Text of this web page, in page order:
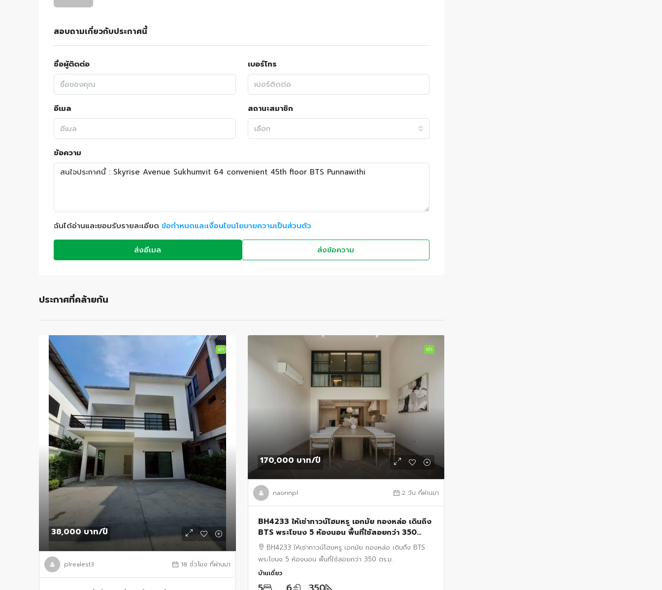
สอบถามเกี่ยวกับประกาศนี้
ชื่อผู้ติดต่อ เบอร์โทร
อีเมล
สถานะสมาชิก
เลือก
ข้อความ
ฉันได้อ่านและยอมรับรายละเอียด ข้อกำหนดและเงื่อนไขนโยบายความเป็นส่วนตัว
ส่งอีเมล ส่งข้อความ
ประกาศที่คล้ายกัน
เช่า
38,000 บาท/ปี
plrealest3 18 ชั่วโมง ที่ผ่านมา
เช่า
170,000 บาท/ปี
naorinpl 2 วัน ที่ผ่านมา
BH4233 ให้เช่าทาวน์โฮมหรู เอกมัย ทองหล่อ เดินถึง
BTS พระโขนง 5 ห้องนอน พื้นที่ใช้สอยกว่า 350
ตร.ม.BH4233 ให้เช่าทาวน์โฮมหรู เอกมัย ทองหล่อ เดินถึง BTS
พระโขนง 5 ห้องนอน พื้นที่ใช้สอยกว่า 350 ตร.ม.
บ้านเดี่ยว